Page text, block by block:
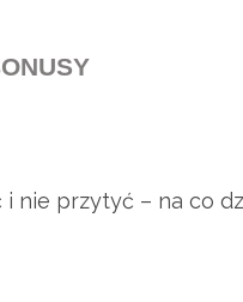
nie przytyć – na co